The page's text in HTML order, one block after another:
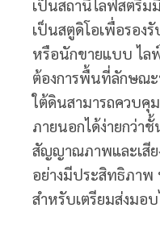
เป็นสถานีไลฟ์สตรีม
เป็นสตูดิโอเพื่อรอ
หรือนักขายแบบ ไล
ต้องการพื้นที่ลักษณ
ใต้ดินสามารถควบคุ
ภายนอกได้ง่ายกว่า
สัญญาณภาพและเสีย
อย่างมีประสิทธิภา
สำหรับเตรียมส่งมอ